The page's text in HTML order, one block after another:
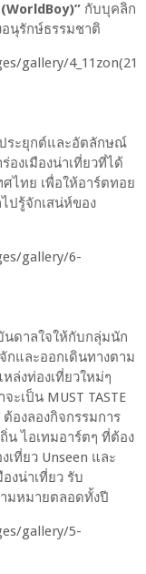
กับบุคลิก
อนุรักษ์ธรรมชาติ
ระยุกต์และอัตลักษณ์
องเมืองน่าเที่ยวที่ได้
ไทย เพื่อให้อาร์ตทอย
ปรู้จักเสน่ห์ของ
นดาลใจให้กับกลุ่มนัก
กและออกเดินทางตาม
หล่งท่องเที่ยวใหม่ๆ
เป็น MUST TASTE
องลองกิจกรรมการ
น ไอเทมอาร์ตๆ ที่ต้อง
เที่ยว Unseen และ
งน่าเที่ยว รับ
มหมายตลอดทั้งปี